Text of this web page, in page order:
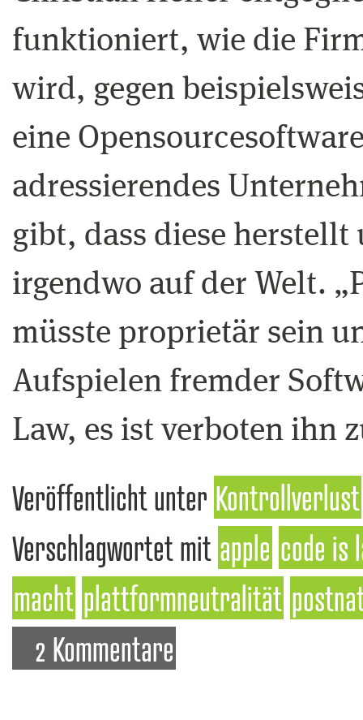
funktioniert, wie die
wird, gegen
eine
adressierendes
gibt, dass diese
irgendwo auf der Welt.
müsste proprietär sein
Aufspielen fremder
Law, es ist verboten ihn
Veröffentlicht unter Kontrollverlust
Verschlagwortet mit apple code is
macht plattformneutralität
2 Kommentare